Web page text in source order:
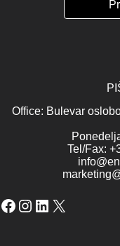
Office: Bulevar
Tel/Fax:
Facebook
Instagram
LinkedIn
X